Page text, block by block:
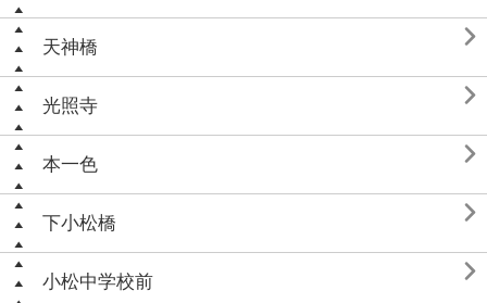
天神橋 
光照寺 
本一色 
下小松橋 
小松中学校前 